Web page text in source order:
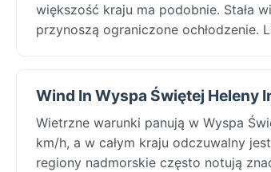
większość kraju ma podobnie. Stała
przynoszą ograniczone ochłodzenie.
Wind In Wyspa Świętej Heleny
Wietrzne warunki panują w Wyspa
km/h, a w całym kraju odczuwalny
regiony nadmorskie często notują